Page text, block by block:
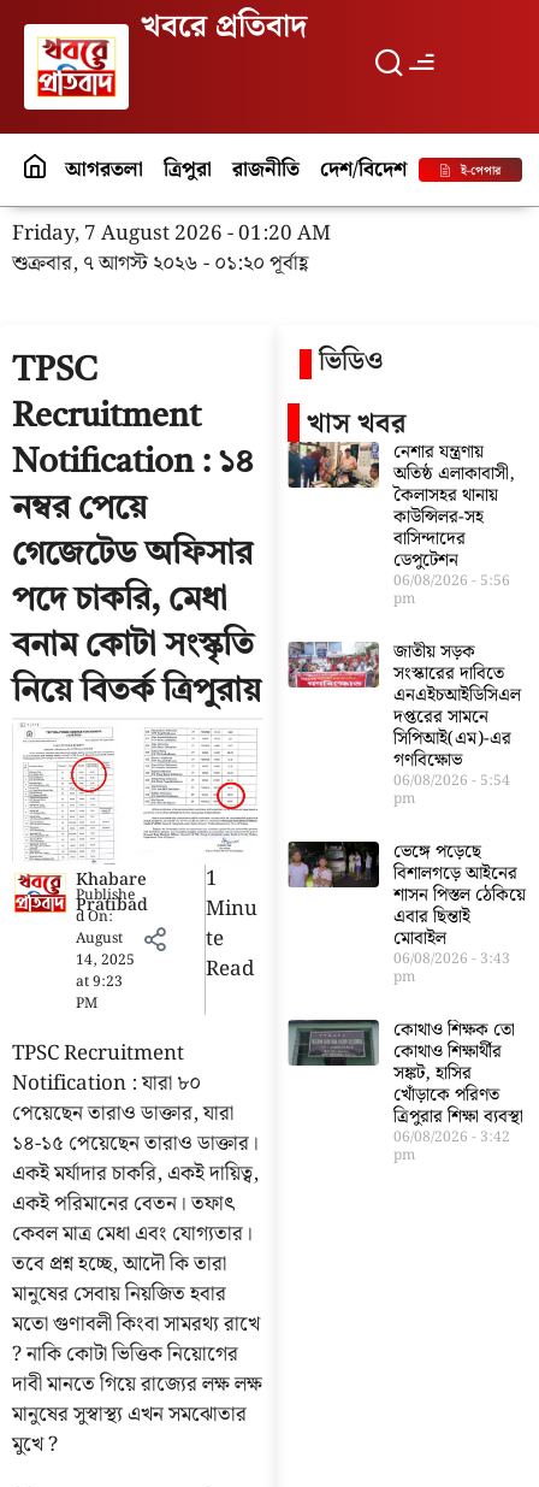
খবরে প্রতিবাদ
আগরতলা ত্রিপুরা রাজনীতি দেশ/বিদেশ পর্যটনই-পেপার
Friday, 7 August 2026 - 01:20 AM
শুক্রবার, ৭ আগস্ট ২০২৬ - ০১:২০ পূর্বাহ্ণ
TPSC
Recruitment
Notification : ১৪
নম্বর পেয়ে
গেজেটেড অফিসার
পদে চাকরি, মেধা
বনাম কোটা সংস্কৃতি
নিয়ে বিতর্ক ত্রিপুরায়
Khabare
Pratibad
Publishe
d On:
August
14, 2025
at9:23
PM
1
Minu
Te
Read
TPSC Recruitment
Notification : যারা ৮০
পেয়েছেন তারাও ডাক্তার, যারা
১৪-১৫ পেয়েছেন তারাও ডাক্তার।
একই মর্যাদার চাকরি, একই দায়িত্ব,
একই পরিমানের বেতন। তফাৎ
কেবল মাত্র মেধা এবং যোগ্যতার।
তবে প্রশ্ন হচ্ছে, আদৌ কি তারা
মানুষের সেবায় নিয়জিত হবার
মতো গুণাবলী কিংবা সামরথ্য রাখে
? নাকি কোটা ভিত্তিক নিয়োগের
দাবী মানতে গিয়ে রাজ্যের লক্ষ লক্ষ
মানুষের সুস্বাস্থ্য এখন সমঝোতার
মুখে ?
ভিডিও
খাস খবর
নেশার যন্ত্রণায়
অতিষ্ঠ এলাকাবাসী,
কৈলাসহর থানায়
কাউন্সিলর-সহ
বাসিন্দাদের
ডেপুটেশন
06/08/2026 5:56
pm
জাতীয় সড়ক
সংস্কারের দাবিতে
এনএইচআইডিসিএল
দপ্তরের সামনে
সিপিআই(এম)-এর
গণবিক্ষোভ
06/08/2026 5:54
pm
ভেঙ্গে পড়েছে
বিশালগড়ে আইনের
শাসন পিস্তল ঠেকিয়ে
এবার ছিন্তাই
মোবাইল
06/08/2026 3:43
pm
কোথাও শিক্ষক তো
কোথাও শিক্ষার্থীর
সঙ্কট, হাসির
খোঁড়াকে পরিণত
ত্রিপুরার শিক্ষা ব্যবস্থা
06/08/2026 3:42
pm